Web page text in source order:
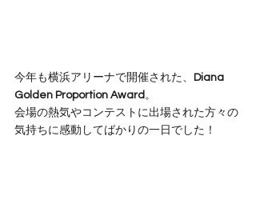
今年も横浜アリーナで開催された、 Diana
Golden Proportion Award 。
会場の熱気やコンテストに出場された方々の
気持ちに感動してばかりの一日でした！